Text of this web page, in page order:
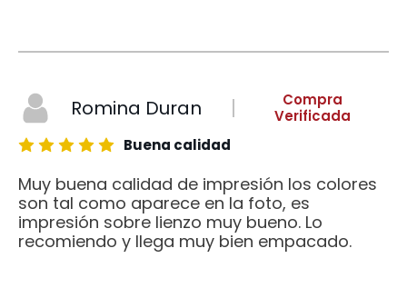
Romina Duran
Compra
Verificada
Buena calidad
Muy buena calidad de impresión los colores
son tal como aparece en la foto, es
impresión sobre lienzo muy bueno. Lo
recomiendo y llega muy bien empacado.